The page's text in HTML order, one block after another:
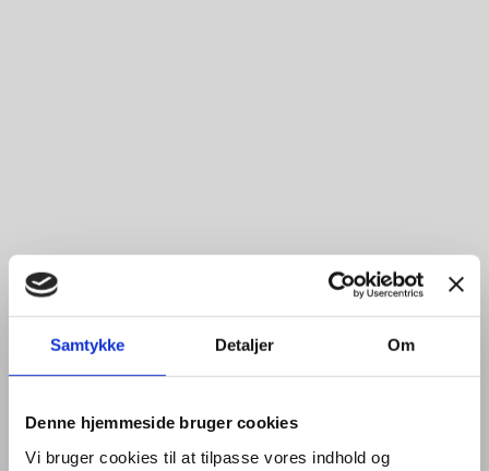
Samtykke Detaljer Om
Denne hjemmeside bruger cookies
Vi bruger cookies til at tilpasse vores indhold og